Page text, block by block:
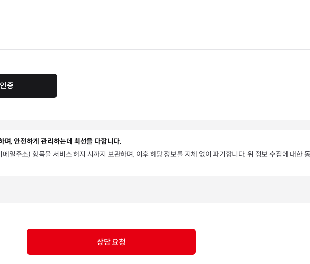
증
며, 안전하게 관리하는데 최선을 다합니다.
일주소) 항목을 서비스 해지 시까지 보관하며, 이후 해당 정보를 지체 없이 파기합니다. 위 정보 수집에 대한
상담 요청